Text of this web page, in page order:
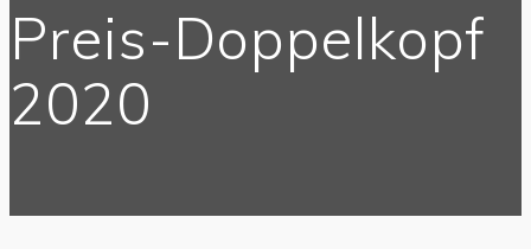
Preis-Doppelkopf
2020